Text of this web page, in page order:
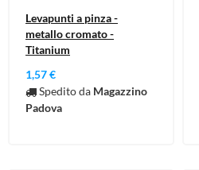
Levapunti a pinza -
metallo cromato -
Titanium
1,57 €
Spedito da Magazzino
Padova